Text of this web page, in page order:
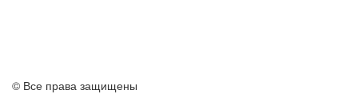
© Все права защищены